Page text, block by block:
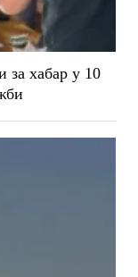
за хабар у 10